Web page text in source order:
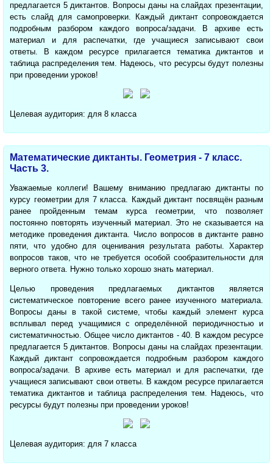
предлагается 5 диктантов. Вопросы даны на слайдах презентации,
есть слайд для самопроверки. Каждый диктант сопровождается
подробным разбором каждого вопроса/задачи. В архиве есть
материал и для распечатки, где учащиеся записывают свои
ответы. В каждом ресурсе прилагается тематика диктантов и
таблица распределения тем. Надеюсь, что ресурсы будут полезны
при проведении уроков!
Целевая аудитория: для 8 класса
Математические диктанты. Геометрия - 7 класс.
Часть 3.
Уважаемые коллеги! Вашему вниманию предлагаю диктанты по
курсу геометрии для 7 класса. Каждый диктант посвящён разным
ранее пройденным темам курса геометрии, что позволяет
постоянно повторять изученный материал. Это не сказывается на
методике проведения диктанта. Число вопросов в диктанте равно
пяти, что удобно для оценивания результата работы. Характер
вопросов таков, что не требуется особой сообразительности для
верного ответа. Нужно только хорошо знать материал.
Целью проведения предлагаемых диктантов является
систематическое повторение всего ранее изученного материала.
Вопросы даны в такой системе, чтобы каждый элемент курса
всплывал перед учащимися с определённой периодичностью и
систематичностью. Общее число диктантов - 40. В каждом ресурсе
предлагается 5 диктантов. Вопросы даны на слайдах презентации.
Каждый диктант сопровождается подробным разбором каждого
вопроса/задачи. В архиве есть материал и для распечатки, где
учащиеся записывают свои ответы. В каждом ресурсе прилагается
тематика диктантов и таблица распределения тем. Надеюсь, что
ресурсы будут полезны при проведении уроков!
Целевая аудитория: для 7 класса